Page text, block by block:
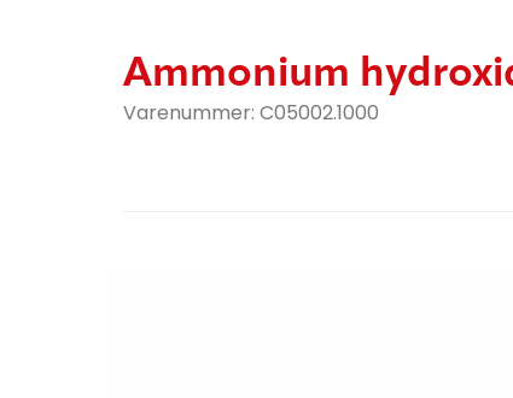
Ammonium
Varenummer: C05002.1000